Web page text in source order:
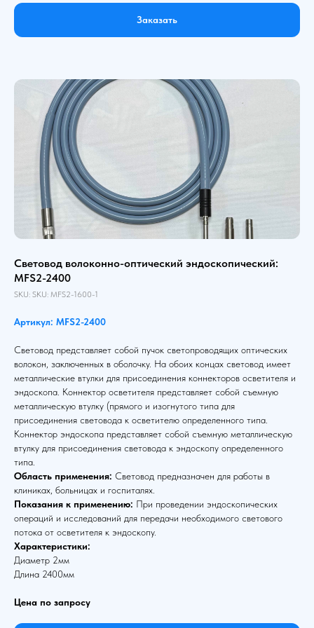
Заказать
Световод волоконно-оптический эндоскопический:
MFS2-2400
SKU: SKU: MFS2-1600-1
Артикул: MFS2-2400
Световод представляет собой пучок светопроводящих оптических
волокон, заключенных в оболочку. На обоих концах световод имеет
металлические втулки для присоединения коннекторов осветителя и
эндоскопа. Коннектор осветителя представляет собой съемную
металлическую втулку (прямого и изогнутого типа для
присоединения световода к осветителю определенного типа.
Коннектор эндоскопа представляет собой съемную металлическую
втулку для присоединения световода к эндоскопу определенного
типа.
Область применения: Световод предназначен для работы в
клиниках, больницах и госпиталях.
Показания к применению: При проведении эндоскопических
операций и исследований для передачи необходимого светового
потока от осветителя к эндоскопу.
Характеристики:
Диаметр 2мм
Длина 2400мм
Цена по запросу